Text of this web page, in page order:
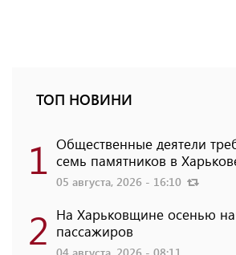
ТОП НОВИНИ
1 Общественные деятели
семь памятников в
05 августа, 2026 - 16:10
2 На Харьковщине осенью
пассажиров